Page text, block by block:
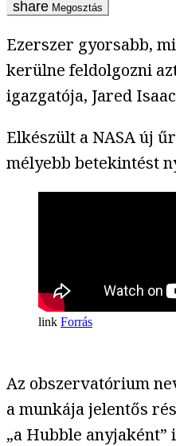
Megosztás
Ezerszer gyorsabb,
kerülne feldolgozni
igazgatója, Jared
Elkészült a NASA új
mélyebb betekintést
Forrás
Az obszervatórium
a munkája jelentős
„a Hubble anyjaként”